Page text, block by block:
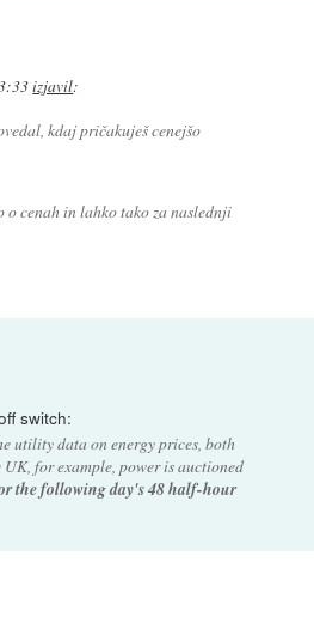
izjavil:
kdaj pričakuješ cenejšo
o cenah in lahko tako za naslednji
switch:
utility data on energy prices, both
for example, power is auctioned
the following day's 48 half-hour